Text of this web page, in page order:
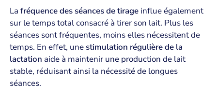
La fréquence des séances de tirage influe également
sur le temps total consacré à tirer son lait. Plus les
séances sont fréquentes, moins elles nécessitent de
temps. En effet, une stimulation régulière de la
lactation aide à maintenir une production de lait
stable, réduisant ainsi la nécessité de longues
séances.